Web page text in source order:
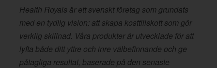
Health Royals är ett svenskt företag som grundats
med en tydlig vision: att skapa kosttillskott som gör
verklig skillnad. Våra produkter är utvecklade för att
lyfta både ditt yttre och inre välbefinnande och ge
påtagliga resultat, baserade på den senaste